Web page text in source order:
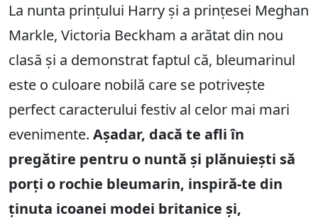
La nunta prințului Harry și a prințesei Meghan
Markle, Victoria Beckham a arătat din nou
clasă și a demonstrat faptul că, bleumarinul
este o culoare nobilă care se potrivește
perfect caracterului festiv al celor mai mari
evenimente. Așadar, dacă te afli în
pregătire pentru o nuntă și plănuiești să
porți o rochie bleumarin, inspiră-te din
ținuta icoanei modei britanice și,